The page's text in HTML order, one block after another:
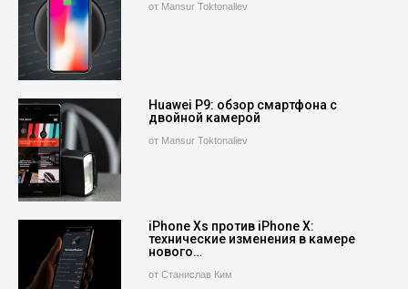
от Mansur Toktonaliev
Huawei P9: обзор смартфона с
двойной камерой
от Mansur Toktonaliev
iPhone Xs против iPhone X:
технические изменения в камере
нового…
от Станислав Ким